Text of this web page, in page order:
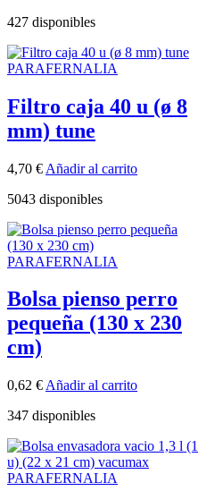
427 disponibles
PARAFERNALIA
Filtro caja 40 u (ø 8
mm) tune
4,70 € Añadir al carrito
5043 disponibles
PARAFERNALIA
Bolsa pienso perro
pequeña (130 x 230
cm)
0,62 € Añadir al carrito
347 disponibles
PARAFERNALIA